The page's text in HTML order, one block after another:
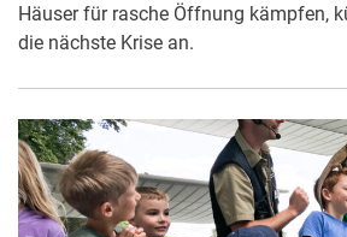
Häuser für rasche Öffnung kämpfen,
die nächste Krise an.